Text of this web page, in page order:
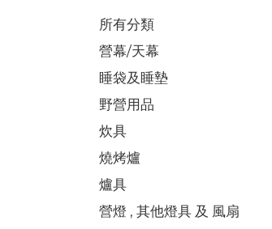
所有分類
營幕/天幕
睡袋及睡墊
野營用品
炊具
燒烤爐
爐具
營燈 , 其他燈具 及 風扇